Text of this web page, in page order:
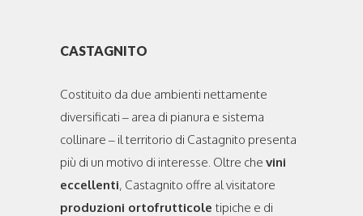
CASTAGNITO
Costituito da due ambienti nettamente
diversificati – area di pianura e sistema
collinare – il territorio di Castagnito presenta
più di un motivo di interesse. Oltre che vini
eccellenti, Castagnito offre al visitatore
produzioni ortofrutticole tipiche e di